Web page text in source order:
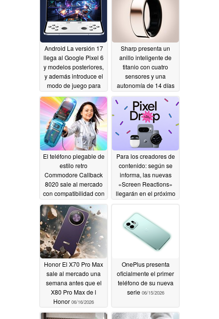
Android La versión 17
llega al Google Pixel 6
y modelos posteriores,
y además introduce el
modo de juego para
06/17/2026
Sharp presenta un
anillo inteligente de
titanio con cuatro
sensores y una
autonomía de 14 días
06/16/2026
El teléfono plegable de
estilo retro
Commodore Callback
8020 sale al mercado
con compatibilidad con
Android06/16/2026
Para los creadores de
contenido: según se
informa, las nuevas
«Screen Reactions»
llegarán en el próximo
Honor El X70 Pro Max
sale al mercado una
semana antes que el
X80 Pro Max de l
Honor 06/16/2026
OnePlus presenta
oficialmente el primer
teléfono de su nueva
serie 06/15/2026